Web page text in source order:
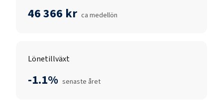
46 366 kr ca medellön
Lönetillväxt
-1.1% senaste året